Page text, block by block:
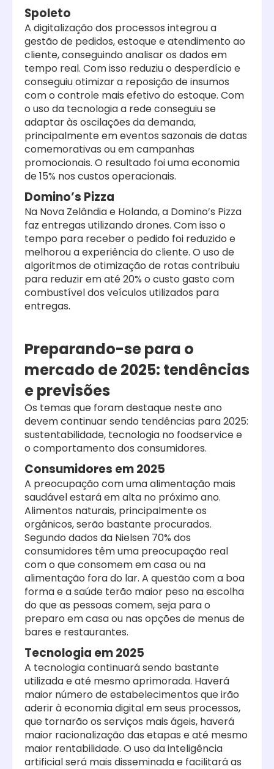
Spoleto
A digitalização dos processos integrou a
gestão de pedidos, estoque e atendimento ao
cliente, conseguindo analisar os dados em
tempo real. Com isso reduziu o desperdício e
conseguiu otimizar a reposição de insumos
com o controle mais efetivo do estoque. Com
o uso da tecnologia a rede conseguiu se
adaptar às oscilações da demanda,
principalmente em eventos sazonais de datas
comemorativas ou em campanhas
promocionais. O resultado foi uma economia
de 15% nos custos operacionais.
Domino’s Pizza
Na Nova Zelândia e Holanda, a Domino’s Pizza
faz entregas utilizando drones. Com isso o
tempo para receber o pedido foi reduzido e
melhorou a experiência do cliente. O uso de
algoritmos de otimização de rotas contribuiu
para reduzir em até 20% o custo gasto com
combustível dos veículos utilizados para
entregas.
Preparando-se para o
mercado de 2025: tendências
e previsões
Os temas que foram destaque neste ano
devem continuar sendo tendências para 2025:
sustentabilidade, tecnologia no foodservice e
o comportamento dos consumidores.
Consumidores em 2025
A preocupação com uma alimentação mais
saudável estará em alta no próximo ano.
Alimentos naturais, principalmente os
orgânicos, serão bastante procurados.
Segundo dados da Nielsen 70% dos
consumidores têm uma preocupação real
com o que consomem em casa ou na
alimentação fora do lar. A questão com a boa
forma e a saúde terão maior peso na escolha
do que as pessoas comem, seja para o
preparo em casa ou nas opções de menus de
bares e restaurantes.
Tecnologia em 2025
A tecnologia continuará sendo bastante
utilizada e até mesmo aprimorada. Haverá
maior número de estabelecimentos que irão
aderir à economia digital em seus processos,
que tornarão os serviços mais ágeis, haverá
maior racionalização das etapas e até mesmo
maior rentabilidade. O uso da inteligência
artificial será mais disseminada e facilitará as